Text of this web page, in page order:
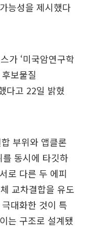
능성을 제시했다
가 ‘미국암연구학
보물질
다고 22일 밝혔
부위와 앱클론
동시에 타깃하
로 다른 두 에피
교차결합을 유도
대화한 것이 특
는 구조로 설계됐